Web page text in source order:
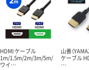
HDMI ケーブル
1m/1.5m/2m/3m/5m/
ワイ…
山善（
ケーブル
…